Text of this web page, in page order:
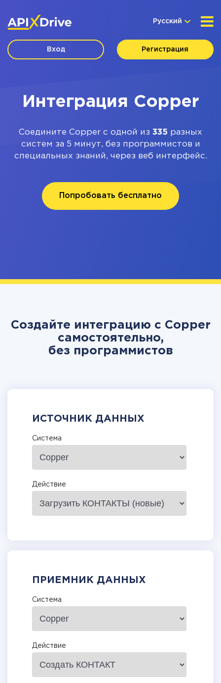
Русский
Вход Регистрация
Интеграция Copper
Соедините Copper с одной из 335 разных
систем за 5 минут, без программистов и
специальных знаний, через веб интерфейс.
Попробовать бесплатно
Создайте интеграцию с Copper
самостоятельно,
без программистов
ИСТОЧНИК ДАННЫХ
Система
Действие
ПРИЕМНИК ДАННЫХ
Система
Действие